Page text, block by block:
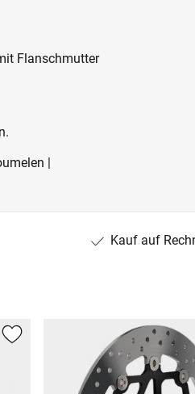
Flanschmutter
|
Kauf auf